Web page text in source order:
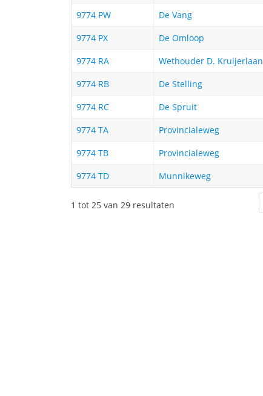
9774 PW
De Vang
9774 PX
De Omloop
9774 RA
Wethouder D. Kruijerlaan
9774 RB
De Stelling
9774 RC
De Spruit
9774 TA
Provincialeweg
9774 TB
Provincialeweg
9774 TD
Munnikeweg
1 tot 25 van 29 resultaten